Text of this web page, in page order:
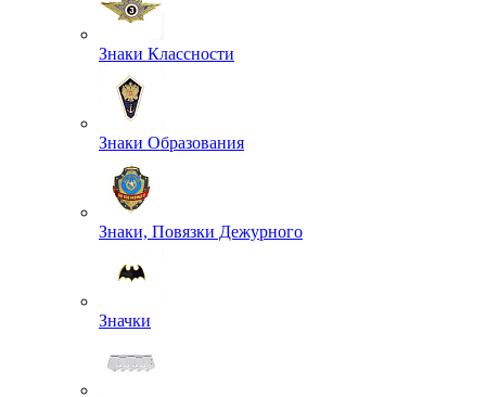
Знаки Классности
Знаки Образования
Знаки, Повязки Дежурного
Значки